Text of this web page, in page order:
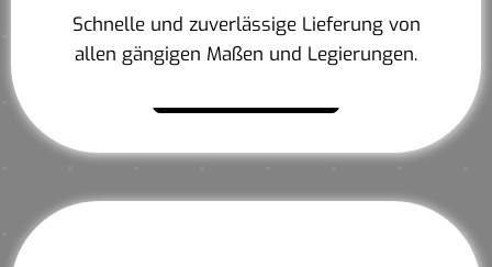
Schnelle und zuverlässige Lieferung von
allen gängigen Maßen und Legierungen.